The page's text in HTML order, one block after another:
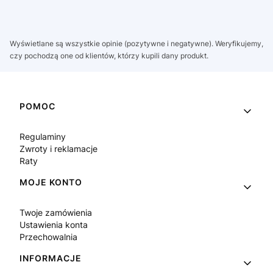
Wyświetlane są wszystkie opinie (pozytywne i negatywne). Weryfikujemy,
czy pochodzą one od klientów, którzy kupili dany produkt.
Linki w stopce
POMOC
Regulaminy
Zwroty i reklamacje
Raty
MOJE KONTO
Twoje zamówienia
Ustawienia konta
Przechowalnia
INFORMACJE